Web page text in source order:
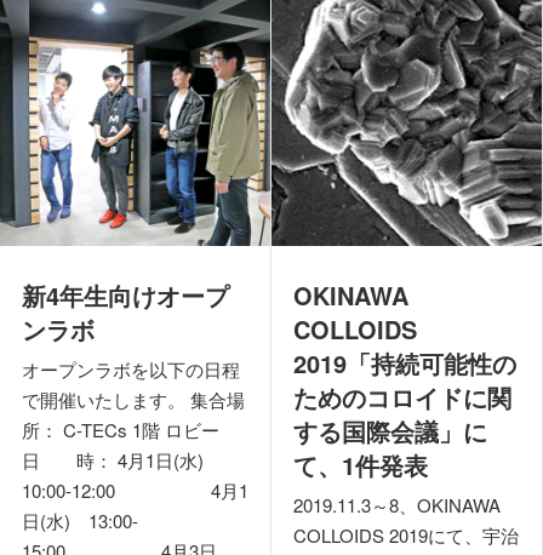
新4年生向けオープ
ンラボ
オープンラボを以下の日程
で開催いたします。 集合場
所： C-TECs 1階 ロビー
日 時： 4月1日(水)
10:00-12:00 4月1
日(水) 13:00-
OKINAWA
COLLOIDS
2019「持続可能性の
ためのコロイドに関
する国際会議」に
て、1件発表
2019.11.3～8、OKINAWA
COLLOIDS 2019にて、宇治